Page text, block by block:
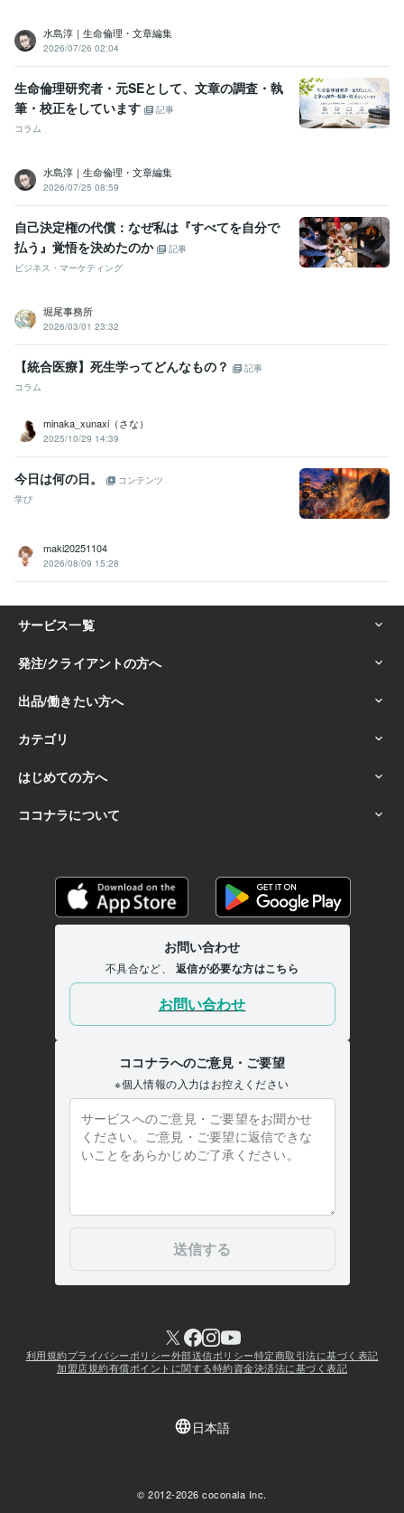
水島淳｜生命倫理・文章編集
2026/07/26 02:04
生命倫理研究者・元SEとして、文章の調査・執
筆・校正をしています
記事
コラム
水島淳｜生命倫理・文章編集
2026/07/25 08:59
自己決定権の代償：なぜ私は『すべてを自分で
払う』覚悟を決めたのか
記事
ビジネス・マーケティング
堀尾事務所
2026/03/01 23:32
【統合医療】死生学ってどんなもの？
記事
コラム
minaka_xunaxi（さな）
2025/10/29 14:39
今日は何の日。
コンテンツ
学び
maki20251104
2026/08/09 15:28